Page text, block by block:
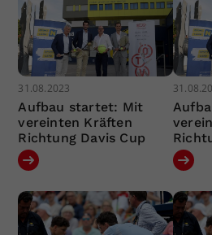
31.08.2023
Aufbau startet: Mit
vereinten Kräften
Richtung Davis Cup